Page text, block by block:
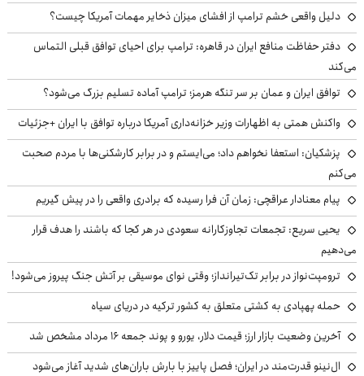
دلیل واقعی خشم ترامپ از افشای میزان ذخایر مهمات آمریکا چیست؟
دفتر حفاظت منافع ایران در قاهره: ترامپ برای احیای توافق قبلی التماس
می‌کند
توافق ایران و عمان بر سر تنگه هرمز؛ ترامپ آماده تسلیم بزرگ می‌شود؟
واکنش همتی به اظهارات وزیر خزانه‌داری آمریکا درباره توافق با ایران +جزئیات
پزشکیان: استعفا نخواهم داد؛ می‌ایستم و در برابر کارشکنی‌ها با مردم صحبت
می‌کنم
پیام معنادار عراقچی: زمان آن فرا رسیده که برادری واقعی را در پیش گیریم
یحیی سریع: تجمعات تجاوزکارانه سعودی در هر کجا که باشند را هدف قرار
می‌دهیم
ترومپت‌نواز در برابر تک‌تیرانداز؛ وقتی نوای موسیقی بر آتش جنگ پیروز می‌شود!
حمله پهپادی به کشتی متعلق به کشور ترکیه در دریای سیاه
آخرین وضعیت بازار ارز؛ قیمت دلار، یورو و پوند جمعه ۱۶ مرداد مشخص شد
ال‌نینو قدرت‌مند در ایران؛ فصل پاییز با بارش باران‌های شدید آغاز می‌شود